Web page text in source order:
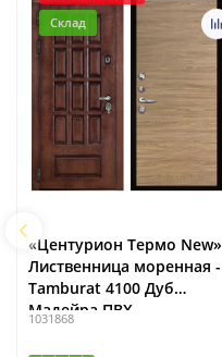
Склад
«Центурион Термо New»
Лиственница моренная -
Tamburat 4100 Дуб
Мадейра ПВХ
1031868